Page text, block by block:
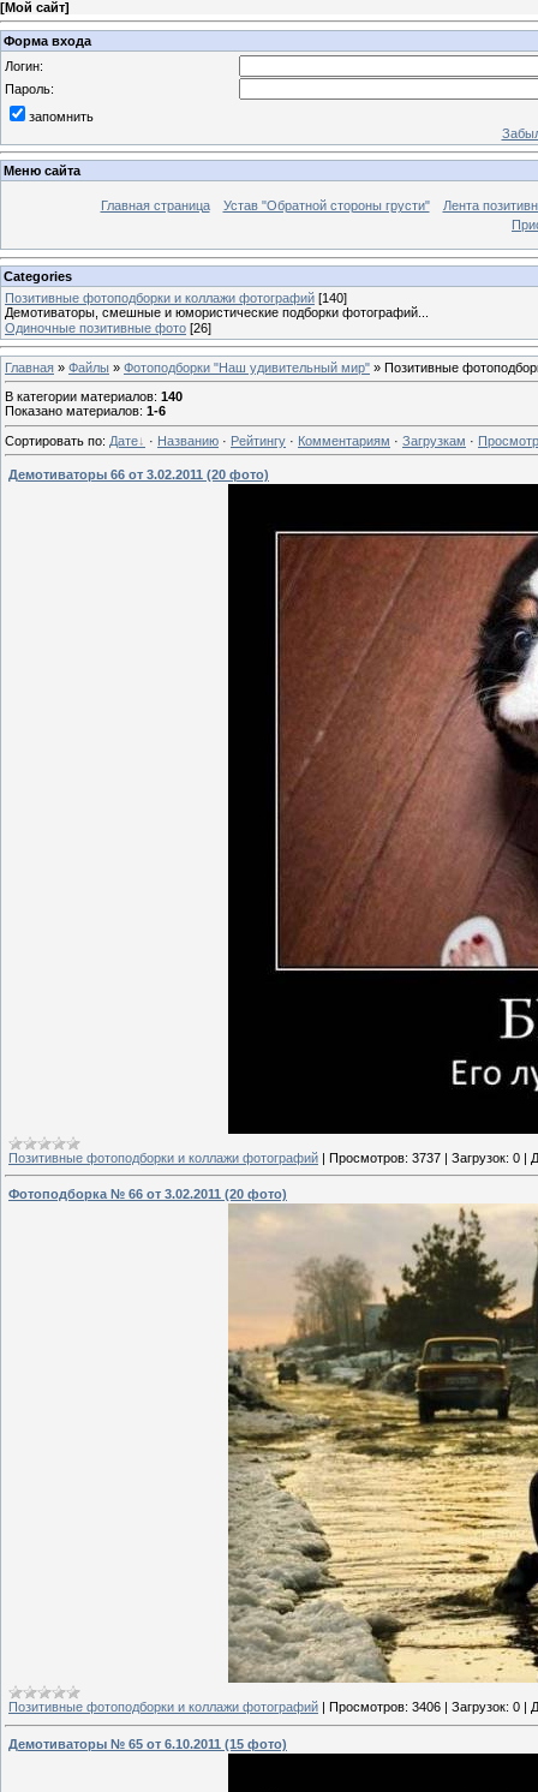
[Мой сайт]
Форма входа
Логин:
Пароль:
запомнить
Меню сайта
Главная страница Устав "Обратной стороны грусти"
Лента
Categories
Позитивные фотоподборки и коллажи фотографий [140]
Демотиваторы, смешные и юмористические подборки фотографий...
Одиночные позитивные фото [26]
Главная » Файлы » Фотоподборки "Наш удивительный мир" » Позитивные
В категории материалов: 140
Показано материалов: 1-6
Сортировать по: Дате · Названию · Рейтингу · Комментариям · Загрузкам ·
Демотиваторы 66 от 3.02.2011 (20 фото)
Позитивные фотоподборки и коллажи фотографий | Просмотров: 3737 | Загрузок: 0 |
Фотоподборка № 66 от 3.02.2011 (20 фото)
Позитивные фотоподборки и коллажи фотографий Просмотров: 3406 Загрузок: 0
Демотиваторы № 65 от 6.10.2011 (15 фото)